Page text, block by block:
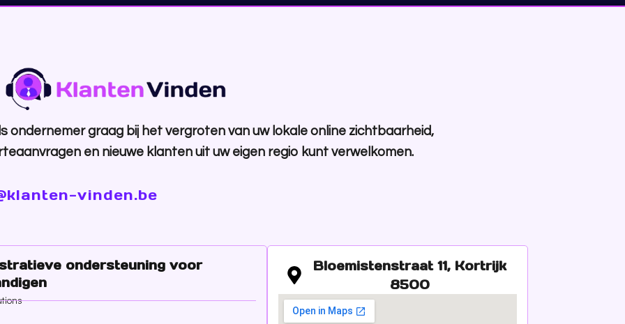
ondernemer graag bij het vergroten van uw lokale online zichtbaarheid,
en nieuwe klanten uit uw eigen regio kunt verwelkomen.
vinden.be
ondersteuning voor
Bloemistenstraat 11, Kortrijk
8500